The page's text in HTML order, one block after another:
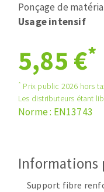
Eponges
Plateaux
Disques
Meules
Disques à
Meules sur tige
Brosses
Ponçage de
Usage intensif
5,85 €*
* Prix public 2026 hors
Les distributeurs étant
Norme : EN13743
Informations
Support fibre